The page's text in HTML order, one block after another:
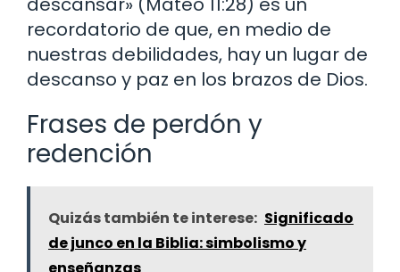
recordatorio de que, en medio de
nuestras debilidades, hay un lugar de
descanso y paz en los brazos de Dios.
Frases de perdón y
redención
Quizás también te interese: Significado
de junco en la Biblia: simbolismo y
enseñanzas